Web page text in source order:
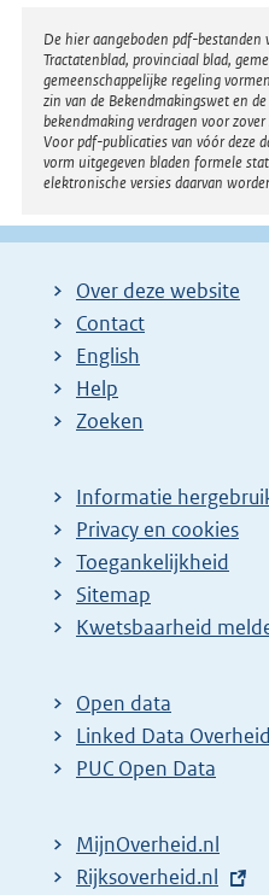
Disclaimer
De hier aangeboden pdf-bestanden
Tractatenblad, provinciaal blad,
gemeenschappelijke regeling
zin van de Bekendmakingswet en
bekendmaking verdragen voor
Voor pdf-publicaties van vóór deze
vorm uitgegeven bladen formele
elektronische versies daarvan
Over deze website
Contact
English
Help
Zoeken
Informatie
Privacy en cookies
Toegankelijkheid
Sitemap
E
t
e
r
l
i
Kwetsbaarheid
Open data
Linked Data Overheid
PUC Open Data
MijnOverheid.nl
E
Rijksoverheid.nl